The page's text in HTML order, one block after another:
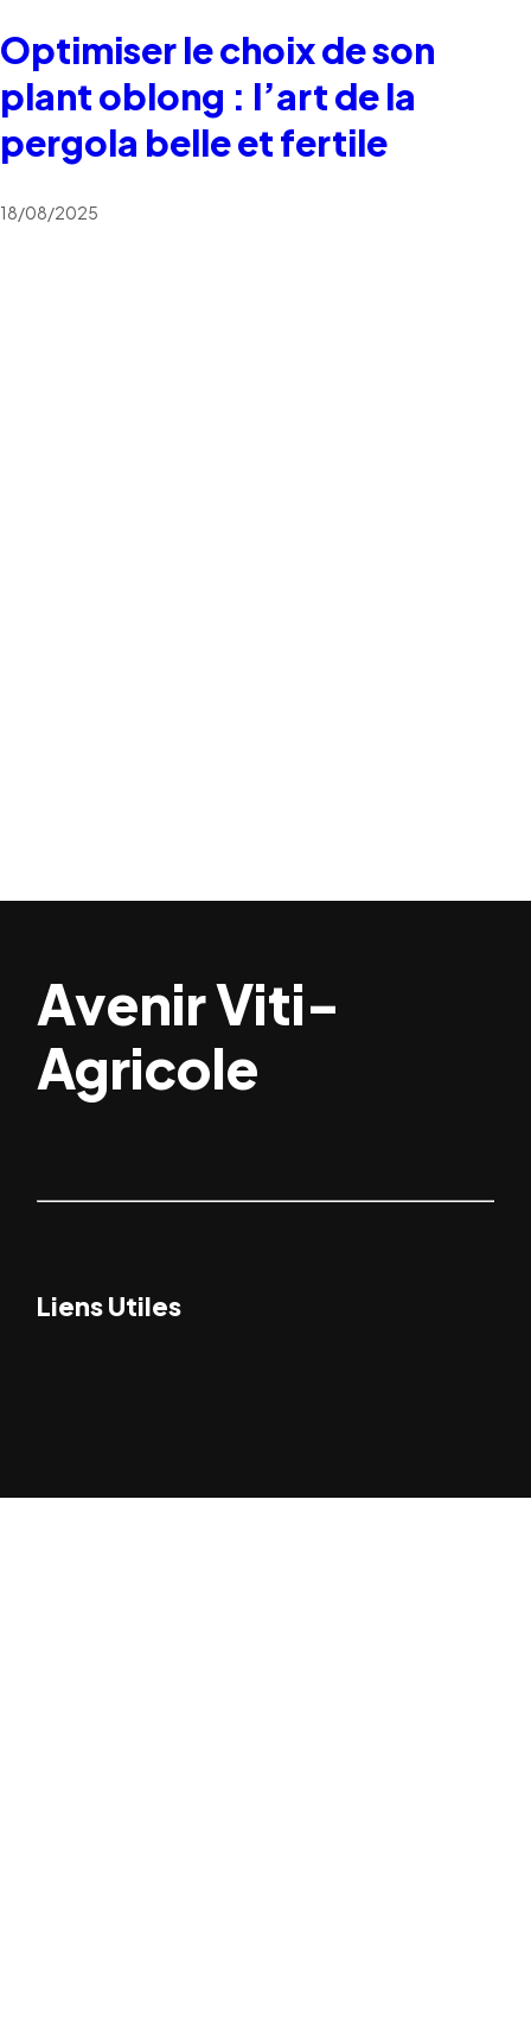
Optimiser le choix de son
plant oblong : l’art de la
pergola belle et fertile
18/08/2025
Avenir Viti-
Agricole
Liens Utiles